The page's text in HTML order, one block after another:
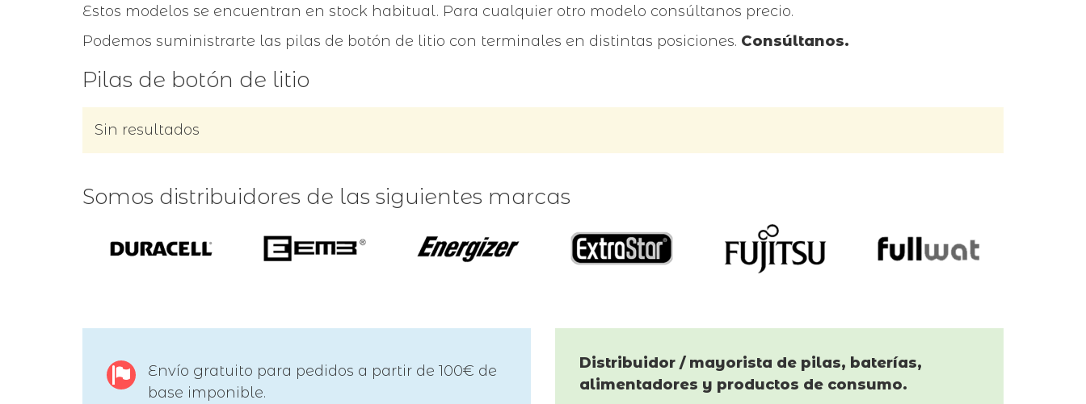
Estos modelos se encuentran en stock habitual. Para cualquier otro modelo consúltanos precio.
Podemos suministrarte las pilas de botón de litio con terminales en distintas posiciones. Consúltanos.
Pilas de botón de litio
Sin resultados
Somos distribuidores de las siguientes marcas
Envío gratuito para pedidos a partir de 100€ de
base imponible.
Distribuidor / mayorista de pilas, baterías,
alimentadores y productos de consumo.